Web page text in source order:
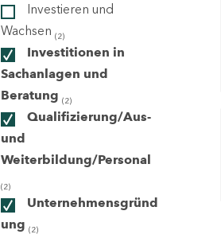
Investieren und
Wachsen (2)
Investitionen in
Sachanlagen und
Beratung (2)
Qualifizierung/Aus-
und
Weiterbildung/Personal
(2)
Unternehmensgründ
ung (2)